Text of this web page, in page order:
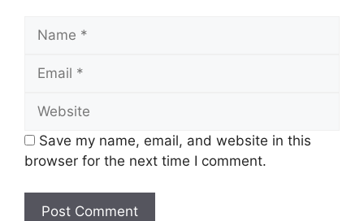
Save my name, email, and website in this
browser for the next time I comment.